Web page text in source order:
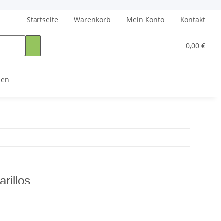
Startseite
Warenkorb Mein Konto Kontakt
0,00 €